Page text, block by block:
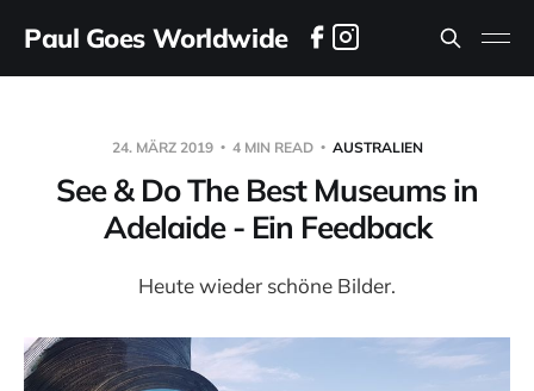
Paul Goes Worldwide
24. MÄRZ 2019 4 MIN READ AUSTRALIEN
See & Do The Best Museums in
Adelaide - Ein Feedback
Heute wieder schöne Bilder.